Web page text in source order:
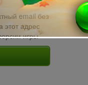
email без
этот адрес
игры